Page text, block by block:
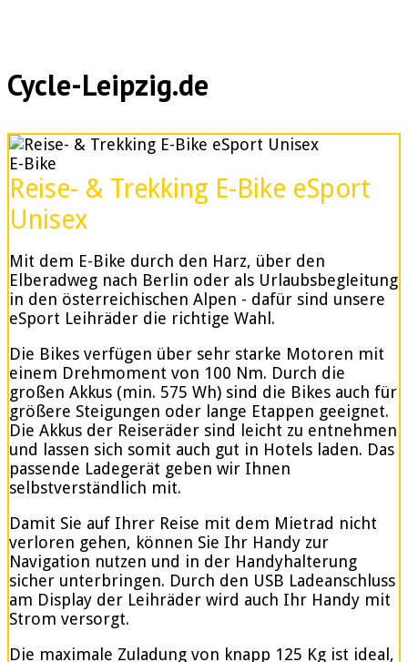
Cycle-Leipzig.de
E-Bike
Reise- & Trekking E-Bike eSport
Unisex
Mit dem E-Bike durch den Harz, über den
Elberadweg nach Berlin oder als Urlaubsbegleitung
in den österreichischen Alpen - dafür sind unsere
eSport Leihräder die richtige Wahl.
Die Bikes verfügen über sehr starke Motoren mit
einem Drehmoment von 100 Nm. Durch die
großen Akkus (min. 575 Wh) sind die Bikes auch für
größere Steigungen oder lange Etappen geeignet.
Die Akkus der Reiseräder sind leicht zu entnehmen
und lassen sich somit auch gut in Hotels laden. Das
passende Ladegerät geben wir Ihnen
selbstverständlich mit.
Damit Sie auf Ihrer Reise mit dem Mietrad nicht
verloren gehen, können Sie Ihr Handy zur
Navigation nutzen und in der Handyhalterung
sicher unterbringen. Durch den USB Ladeanschluss
am Display der Leihräder wird auch Ihr Handy mit
Strom versorgt.
Die maximale Zuladung von knapp 125 Kg ist ideal,